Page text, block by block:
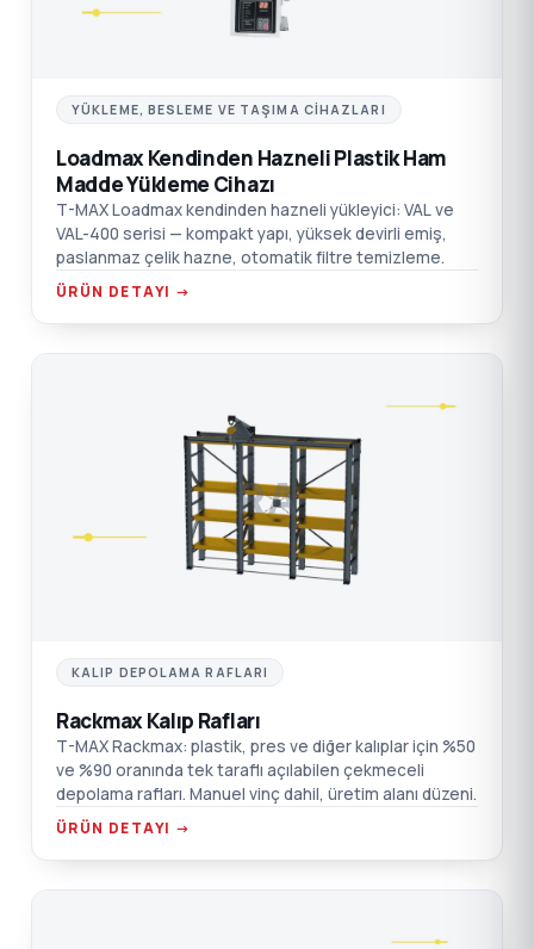
YÜKLEME, BESLEME VE TAŞIMA CIHAZLARI
Loadmax Kendinden Hazneli Plastik Ham
Madde Yükleme Cihazı
T-MAX Loadmax kendinden hazneli yükleyici: VAL ve
VAL-400 serisi — kompakt yapı, yüksek devirli emiş,
paslanmaz çelik hazne, otomatik filtre temizleme.
ÜRÜN DETAYI →
RA
KALIP DEPOLAMA RAFLARI
Rackmax Kalıp Rafları
T-MAX Rackmax: plastik, pres ve diğer kalıplar için %50
ve %90 oranında tek taraflı açılabilen çekmeceli
depolama rafları. Manuel vinç dahil, üretim alanı düzeni.
ÜRÜN DETAYI →